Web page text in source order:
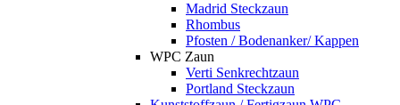
Madrid Steckzaun
Rhombus
Pfosten / Bodenanker/ Kappen
WPC Zaun
Verti Senkrechtzaun
Portland Steckzaun